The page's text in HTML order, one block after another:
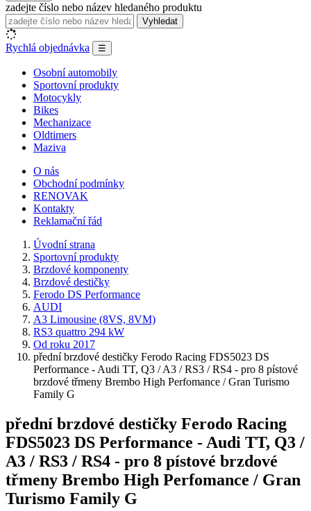
zadejte číslo nebo název hledaného produktu
Vyhledat
Rychlá objednávka ☰
Osobní automobily
Sportovní produkty
Motocykly
Bikes
Mechanizace
Oldtimers
Maziva
O nás
Obchodní podmínky
RENOVAK
Kontakty
Reklamační řád
Úvodní strana
Sportovní produkty
Brzdové komponenty
Brzdové destičky
Ferodo DS Performance
AUDI
A3 Limousine (8VS, 8VM)
RS3 quattro 294 kW
Od roku 2017
přední brzdové destičky Ferodo Racing FDS5023 DS
Performance - Audi TT, Q3 / A3 / RS3 / RS4 - pro 8 pístové
brzdové třmeny Brembo High Perfomance / Gran Turismo
Family G
přední brzdové destičky Ferodo Racing
FDS5023 DS Performance - Audi TT, Q3 /
A3 / RS3 / RS4 - pro 8 pístové brzdové
třmeny Brembo High Perfomance / Gran
Turismo Family G